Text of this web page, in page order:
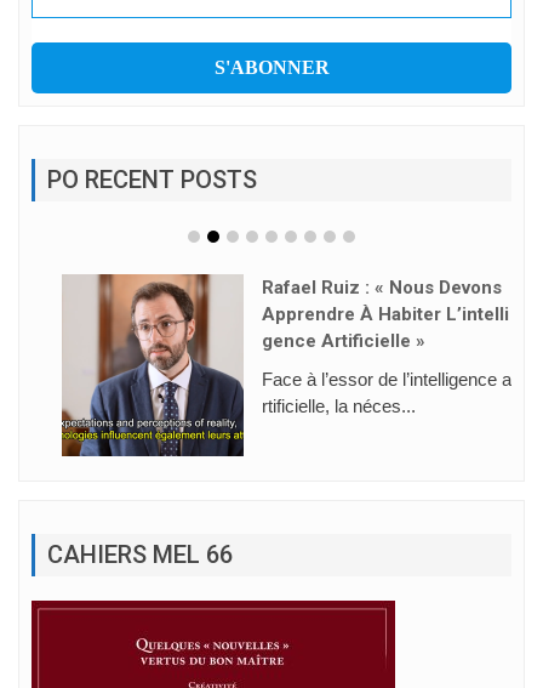
PO RECENT POSTS
Rafael Ruiz : « Nous Devons
Apprendre À Habiter L’intelli
Gence Artificielle »
Face à l’essor de l’intelligence a
rtificielle, la néces...
CAHIERS MEL 66